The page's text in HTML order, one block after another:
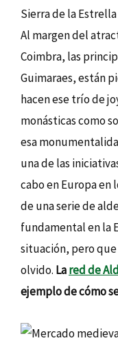
Sierra de la
Al margen del
Coimbra, las
Guimaraes, están
hacen ese trío de
monásticas como
esa
una de las
cabo en Europa en
de una serie de
fundamental en la
situación, pero
olvido. Lared de
ejemplo de cómo